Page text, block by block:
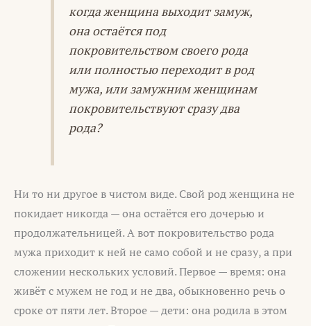
когда женщина выходит замуж,
она остаётся под
покровительством своего рода
или полностью переходит в род
мужа, или замужним женщинам
покровительствуют сразу два
рода?
Ни то ни другое в чистом виде. Свой род женщина не
покидает никогда — она остаётся его дочерью и
продолжательницей. А вот покровительство рода
мужа приходит к ней не само собой и не сразу, а при
сложении нескольких условий. Первое — время: она
живёт с мужем не год и не два, обыкновенно речь о
сроке от пяти лет. Второе — дети: она родила в этом